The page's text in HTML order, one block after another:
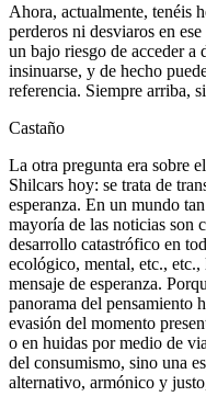
Ahora, actualmente, tenéis
perderos ni desviaros en
un bajo riesgo de acceder a
insinuarse, y de hecho
referencia. Siempre arriba,
Castaño
La otra pregunta era sobre
Shilcars hoy: se trata de
esperanza. En un mundo
mayoría de las noticias son
desarrollo catastrófico en
ecológico, mental, etc., etc.,
mensaje de esperanza.
panorama del pensamiento
evasión del momento
o en huidas por medio de
del consumismo, sino una
alternativo, armónico y